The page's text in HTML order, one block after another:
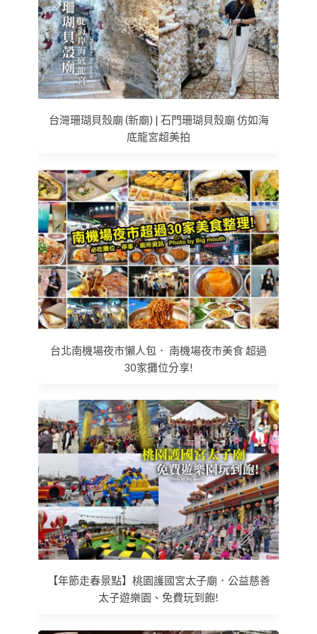
台灣珊瑚貝殼廟 (新廟) | 石門珊瑚貝殼廟 仿如海
底龍宮超美拍
台北南機場夜市懶人包． 南機場夜市美食 超過
30家攤位分享!
【年節走春景點】桃園護國宮太子廟．公益慈善
太子遊樂園、免費玩到飽!